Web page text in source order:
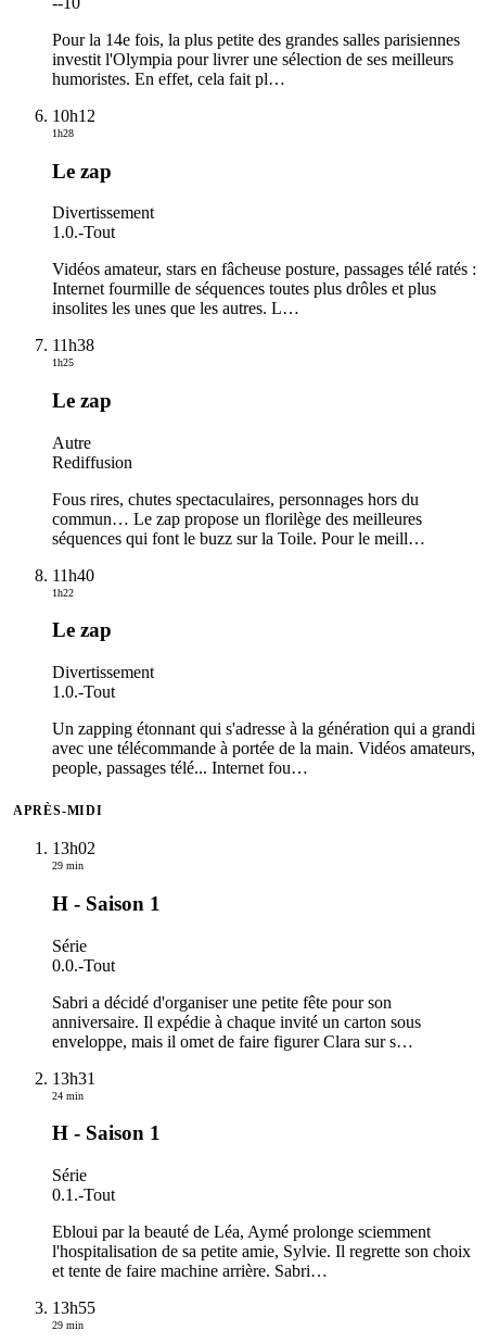
Pour la 14e fois, la plus petite des grandes salles parisiennes
investit l'Olympia pour livrer une sélection de ses meilleurs
humoristes. En effet, cela fait pl…
10h12
1h28
Le zap
Divertissement
1.0.-Tout
Vidéos amateur, stars en fâcheuse posture, passages télé ratés :
Internet fourmille de séquences toutes plus drôles et plus
insolites les unes que les autres. L…
11h38
1h25
Le zap
Autre
Rediffusion
Fous rires, chutes spectaculaires, personnages hors du
commun… Le zap propose un florilège des meilleures
séquences qui font le buzz sur la Toile. Pour le meill…
11h40
1h22
Le zap
Divertissement
1.0.-Tout
Un zapping étonnant qui s'adresse à la génération qui a grandi
avec une télécommande à portée de la main. Vidéos amateurs,
people, passages télé... Internet fou…
APRÈS-MIDI
13h02
29 min
H - Saison 1
Série
0.0.-Tout
Sabri a décidé d'organiser une petite fête pour son
anniversaire. Il expédie à chaque invité un carton sous
enveloppe, mais il omet de faire figurer Clara sur s…
13h31
24 min
H - Saison 1
Série
0.1.-Tout
Ebloui par la beauté de Léa, Aymé prolonge sciemment
l'hospitalisation de sa petite amie, Sylvie. Il regrette son choix
et tente de faire machine arrière. Sabri…
13h55
29 min